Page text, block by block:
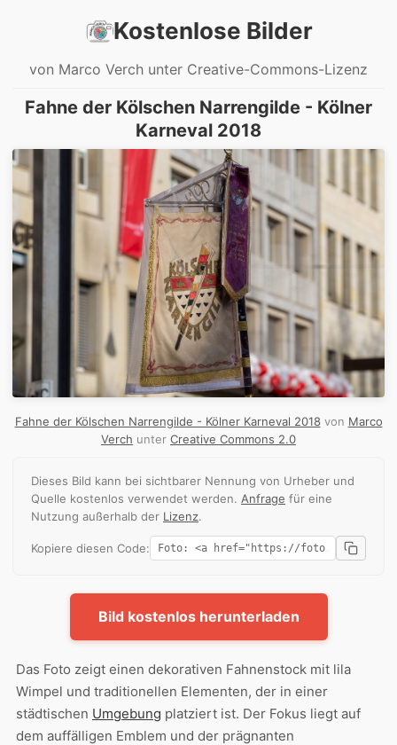
Kostenlose Bilder
von Marco Verch unter Creative-Commons-Lizenz
Fahne der Kölschen Narrengilde - Kölner
Karneval 2018
Fahne der Kölschen Narrengilde - Kölner Karneval 2018von Marco
Verch unter Creative Commons 2.0
Dieses Bild kann bei sichtbarer Nennung von Urheber und
Quelle kostenlos verwendet werden. Anfrage für eine
Nutzung außerhalb der Lizenz.
Kopiere diesen Code:
Bild kostenlos herunterladen
Das Foto zeigt einen dekorativen Fahnenstock mit lila
Wimpel und traditionellen Elementen, der in einer
städtischen Umgebung platziert ist. Der Fokus liegt auf
dem auffälligen Emblem und der prägnanten